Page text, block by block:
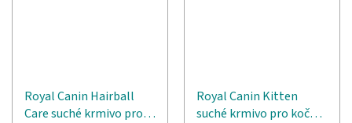
Royal Canin Hairball
Care suché krmivo pro
Royal Canin Kitten
suché krmivo pro kočky